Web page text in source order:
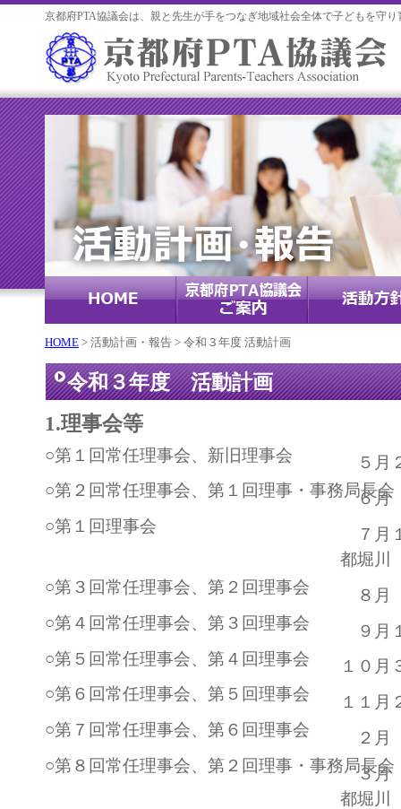
京都府PTA協議会は、親と先生が手をつなぎ地域社会全体で子どもを守
HOME > 活動計画・報告 > 令和３年度 活動計画
令和３年度 活動計画
1.理事会等
○第１回常任理事会、新旧理事会
５月
○第２回常任理事会、第１回理事・事務局長会
６月
○第１回理事会
７月
都堀川
○第３回常任理事会、第２回理事会
８月
○第４回常任理事会、第３回理事会
９月
○第５回常任理事会、第４回理事会
１０月
○第６回常任理事会、第５回理事会
１１月
○第７回常任理事会、第６回理事会
２月
○第８回常任理事会、第２回理事・事務局長会
３月
都堀川